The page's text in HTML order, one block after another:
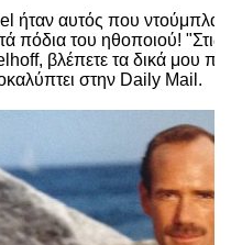
ήταν αυτός που
πόδια του ηθοποιού! "Στις
βλέπετε τα δικά μου
στην Daily Mail.